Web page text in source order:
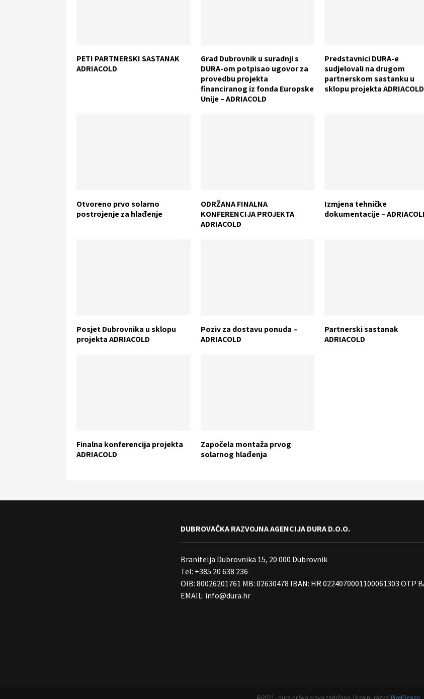
PETI PARTNERSKI SASTANAK
ADRIACOLD
Grad Dubrovnik u suradnji s
DURA-om potpisao ugovor za
provedbu projekta
financiranog iz fonda Europske
Unije – ADRIACOLD
Predstavnici DURA-e
sudjelovali na drugom
partnerskom sastanku u
sklopu projekta ADRIACOLD
Otvoreno prvo solarno
postrojenje za hlađenje
ODRŽANA FINALNA
KONFERENCIJA PROJEKTA
ADRIACOLD
Izmjena tehničke
dokumentacije –
Posjet Dubrovnika u sklopu
projekta ADRIACOLD
Poziv za dostavu ponuda –
ADRIACOLD
Partnerski sastanak
ADRIACOLD
Finalna konferencija projekta
ADRIACOLD
Započela montaža prvog
solarnog hlađenja
DUBROVAČKA RAZVOJNA AGENCIJA DURA D.O.O.
Branitelja Dubrovnika 15, 20 000 Dubrovnik
Tel: +385 20 638 236
OIB: 80026201761 MB: 02630478 IBAN: HR 0224070001100061303 OTP
EMAIL: info@dura.hr
@2021 - dura.hr Sva prava zadržana. Dizajn i razvoj PixelDesign